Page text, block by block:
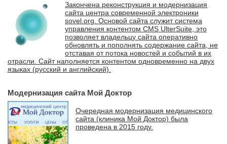
Закончена реконструкция и модернизация
сайта центра современной электроники
sovel.org. Основой сайта служит система
управления контентом CMS UlterSuite, это
позволяет владельцу сайта оперативно
обновлять и пополнять содержание сайта, не
отставая от потока новостей и событий в их
отрасли. Сайт наполняется контентом одновременно на двух
языках (русский и английский).
Модернизация сайта Мой Доктор
Очередная модернизация медицинского
сайта (клиника Мой Доктор) была
проведена в 2015 году.